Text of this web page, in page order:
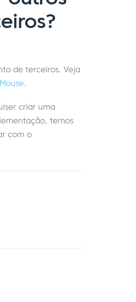
de terceiros. Veja
.
criar uma
temos
com o